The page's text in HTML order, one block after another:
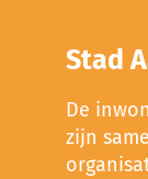
Stad
De
zijn